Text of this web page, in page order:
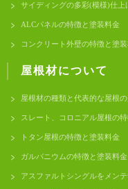
サイディングの多彩(模様)仕
ALCパネルの特徴と塗装料金
コンクリート外壁の特徴と塗
屋根材について
屋根材の種類と代表的な屋根
スレート、コロニアル屋根の
トタン屋根の特徴と塗装料金
ガルバニウムの特徴と塗装料金
アスファルトシングルをメン